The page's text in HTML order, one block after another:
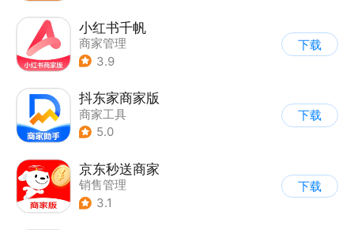
小红书千帆
商家管理
3.9
下载
抖东家商家版
商家工具
5.0
下载
京东秒送商家
销售管理
3.1
下载